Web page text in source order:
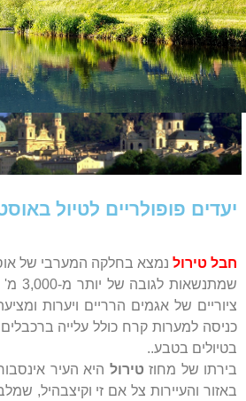
יעדים פופולריים לטיול
חבל טירול
ציוריים של אגמים הרריים ויערות
כניסה למערות קרח כולל עלייה ברכבלים
בטיולים בטבע..
בירתו של מחוז טירול היא העיר
באזור והעיירות צל אם זי וקיצבהיל,